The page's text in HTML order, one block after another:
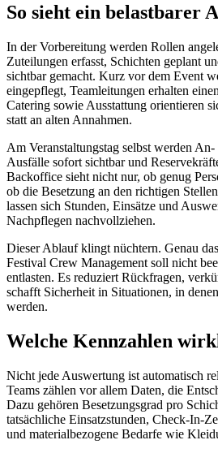
So sieht ein belastbarer
In der Vorbereitung werden Rollen
Zuteilungen erfasst, Schichten geplant
sichtbar gemacht. Kurz vor dem Event
eingepflegt, Teamleitungen erhalten
Catering sowie Ausstattung orientieren
statt an alten Annahmen.
Am Veranstaltungstag selbst werden
Ausfälle sofort sichtbar und
Backoffice sieht nicht nur, ob genug
ob die Besetzung an den richtigen
lassen sich Stunden, Einsätze und
Nachpflegen nachvollziehen.
Dieser Ablauf klingt nüchtern. Genau
Festival Crew Management soll nicht
entlasten. Es reduziert Rückfragen,
schafft Sicherheit in Situationen, in
werden.
Welche Kennzahlen
Nicht jede Auswertung ist automatisch
Teams zählen vor allem Daten, die
Dazu gehören Besetzungsgrad pro
tatsächliche Einsatzstunden, Check-In-
und materialbezogene Bedarfe wie